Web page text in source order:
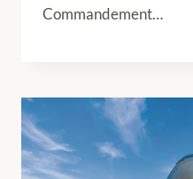
Commandement…